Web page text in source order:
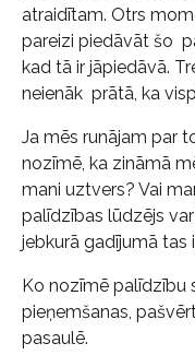
atraidītam. Otrs
pareizi piedāvāt šo
kad tā ir jāpiedāvā.
neienāk prātā, ka
Ja mēs runājam par
nozīmē, ka zināmā
mani uztvers? Vai
palīdzības lūdzējs
jebkurā gadījumā tas
Ko nozīmē palīdzību
pieņemšanas,
pasaulē.